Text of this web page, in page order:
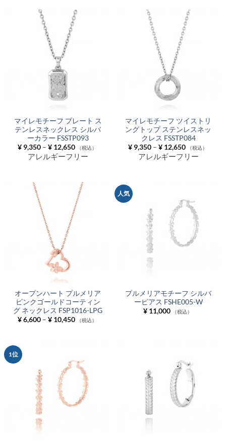
マイレモチーフ プレート ス
テンレスネックレス シルバ
ーカラー FSSTP093
¥9,350 – ¥12,650価
格
帯:
（税込）
アレルギーフリー
マイレモチーフ ツイストリ
ングトップ ステンレスネッ
クレス FSSTP084
¥9,350 – ¥12,650価
格
帯:
（税込）
アレルギーフリー
オープンハート プルメリア
ピンクゴールドコーティン
グ ネックレス FSP1016-LPG
¥6,600 – ¥10,450価
格
（税込）
人気
プルメリアモチーフ シルバ
ーピアス FSHE005-W
¥11,000 （税込）
1位